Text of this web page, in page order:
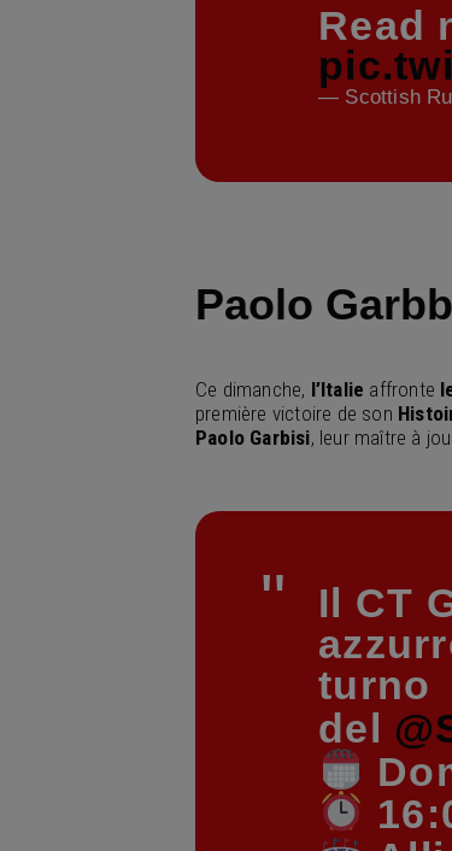
Read
— Scottish
Paolo
Ce dimanche, l’Italie affronte
première victoire de son
Paolo Garbisi, leur maître à
Il CT
turno
del